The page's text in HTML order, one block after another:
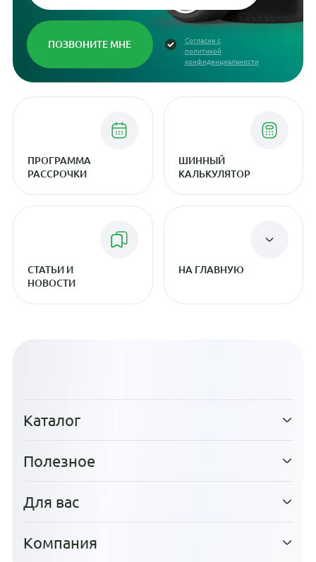
Согласие с
политикой
конфиденциальности
ПРОГРАММА
РАССРОЧКИ
ШИННЫЙ
КАЛЬКУЛЯТОР
СТАТЬИ И
НОВОСТИ
НА ГЛАВНУЮ
Каталог
Полезное
Для вас
Компания